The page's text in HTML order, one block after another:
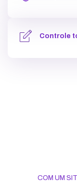
ar , estável, e sem
dados protegidos.
Controle
COM UM